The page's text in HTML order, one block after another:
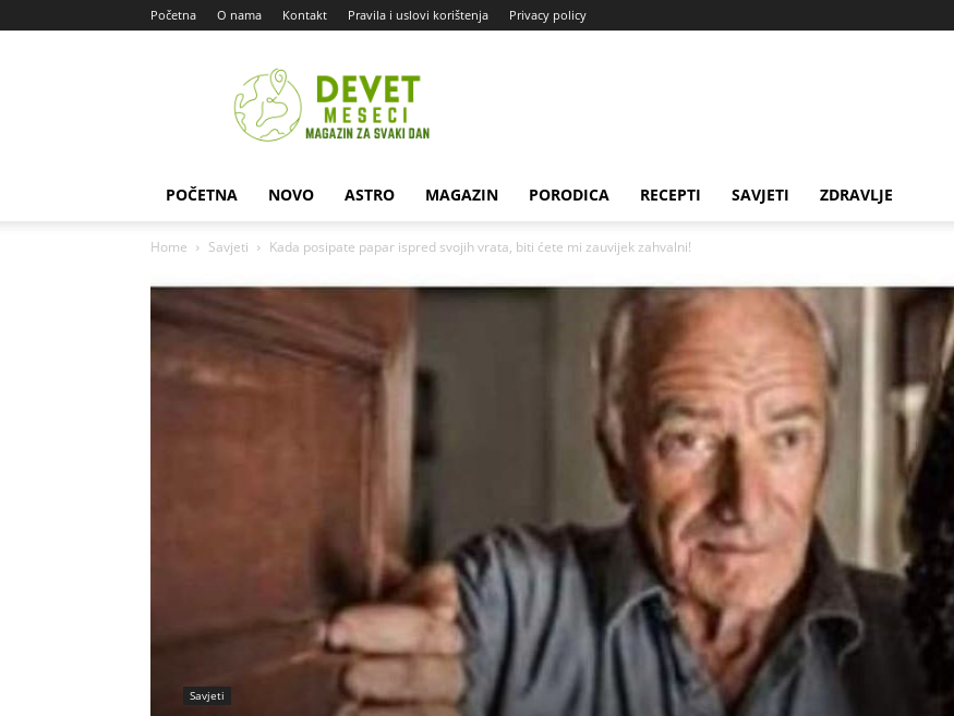
Početna O nama Kontakt Pravila i uslovi korištenja Privacy policy
Devet
Meseci
POČETNA NOVO ASTRO MAGAZIN PORODICA RECEPTI SAVJETI ZDRAVLJE
Home Savjeti Kada posipate papar ispred svojih vrata, biti ćete mi zauvijek zahvalni!
Savjeti